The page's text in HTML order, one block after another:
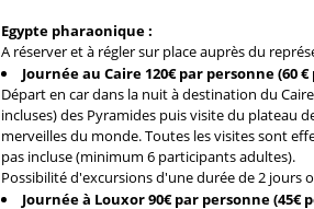
Egypte pharaonique :
A réserver et à régler sur place auprès du
Journée au Caire 120€ par personne (60
Départ en car dans la nuit à destination du
incluses) des Pyramides puis visite du plateau
merveilles du monde. Toutes les visites sont
pas incluse (minimum 6 participants adultes).
Possibilité d'excursions d'une durée de 2 jours
Journée à Louxor90€ par personne (45€